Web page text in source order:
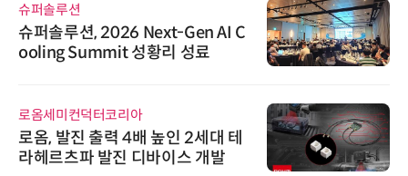
슈퍼솔루션
슈퍼솔루션, 2026 Next-Gen AI C
ooling Summit 성황리 성료
로옴세미컨덕터코리아
로옴, 발진 출력 4배 높인 2세대 테
라헤르츠파 발진 디바이스 개발